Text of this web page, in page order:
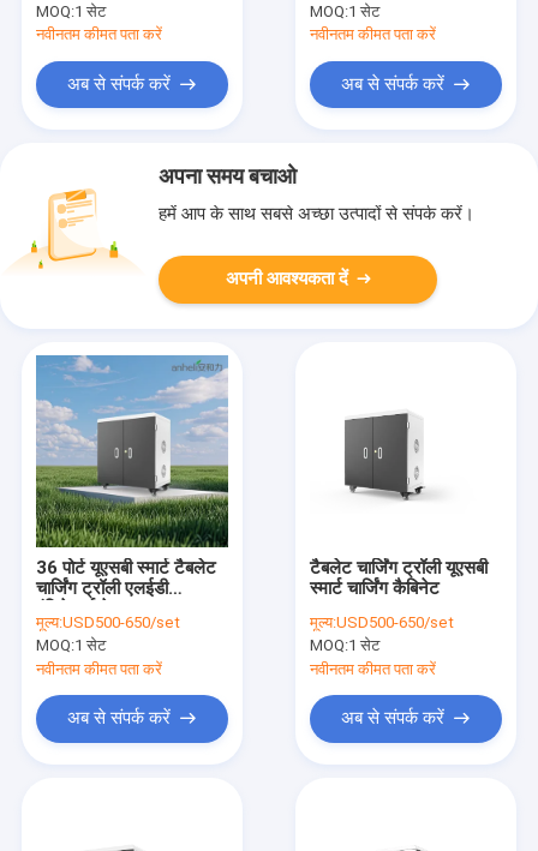
MOQ:1 सेट
नवीनतम कीमत पता करें
अब से संपर्क करें
MOQ:1 सेट
नवीनतम कीमत पता करें
अब से संपर्क करें
अपना समय बचाओ
हमें आप के साथ सबसे अच्छा उत्पादों से संपर्क करें।
अपनी आवश्यकता दें
36 पोर्ट यूएसबी स्मार्ट टैबलेट
चार्जिंग ट्रॉली एलईडी
मूल्य:USD500-650/set
MOQ:1 सेट
नवीनतम कीमत पता करें
अब से संपर्क करें
टैबलेट चार्जिंग ट्रॉली यूएसबी
स्मार्ट चार्जिंग कैबिनेट
मूल्य:USD500-650/set
MOQ:1 सेट
नवीनतम कीमत पता करें
अब से संपर्क करें